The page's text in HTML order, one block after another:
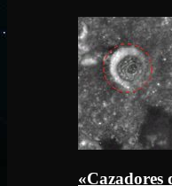
«Cazadores